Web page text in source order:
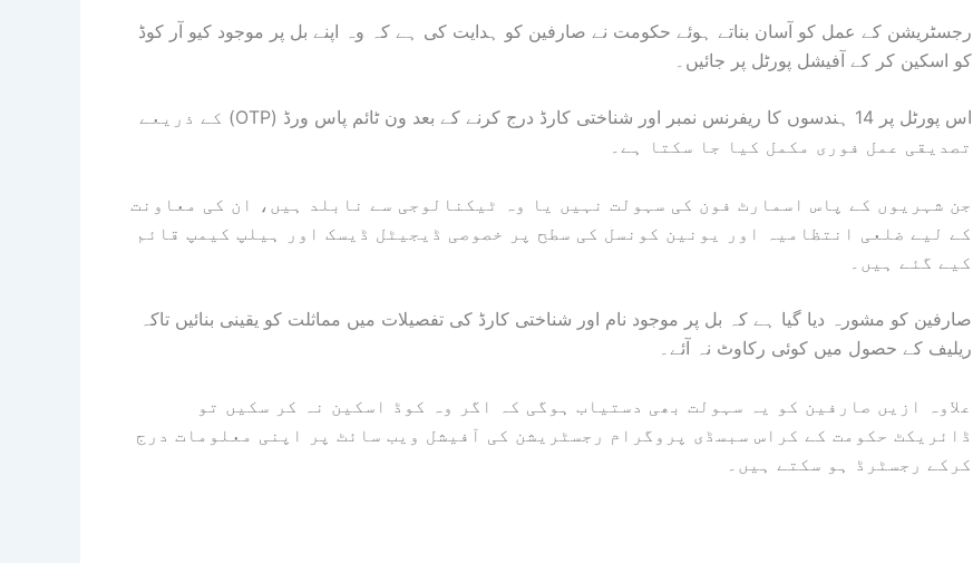
رجسٹریشن کے عمل کو آسان بناتے ہوئے حکومت نے صارفین کو ہدایت کی ہے کہ وہ اپنے بل پر موجود کیو آر کوڈ
کو اسکین کر کے آفیشل پورٹل پر جائیں۔
اس پورٹل پر 14 ہندسوں کا ریفرنس نمبر اور شناختی کارڈ درج کرنے کے بعد ون ٹائم پاس ورڈ (OTP) کے ذریعے
تصدیقی عمل فوری مکمل کیا جا سکتا ہے۔
جن شہریوں کے پاس اسمارٹ فون کی سہولت نہیں یا وہ ٹیکنالوجی سے نابلد ہیں، ان کی معاونت
کے لیے ضلعی انتظامیہ اور یونین کونسل کی سطح پر خصوصی ڈیجیٹل ڈیسک اور ہیلپ کیمپ قائم
کیے گئے ہیں۔
صارفین کو مشورہ دیا گیا ہے کہ بل پر موجود نام اور شناختی کارڈ کی تفصیلات میں مماثلت کو یقینی بنائیں تاکہ
ریلیف کے حصول میں کوئی رکاوٹ نہ آئے۔
علاوہ ازیں صارفین کو یہ سہولت بھی دستیاب ہوگی کہ اگر وہ کوڈ اسکین نہ کر سکیں تو
ڈائریکٹ حکومت کے کراس سبسڈی پروگرام رجسٹریشن کی آفیشل ویب سائٹ پر اپنی معلومات درج
کرکے رجسٹرڈ ہو سکتے ہیں۔